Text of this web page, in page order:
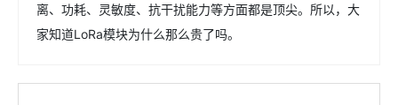
离、功耗、灵敏度、抗干扰能力等方面都是顶尖。所以，大
家知道LoRa模块为什么那么贵了吗。